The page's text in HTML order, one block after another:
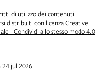
di utilizzo dei contenuti
distribuiti con licenzaCreative
- Condividi allo stesso modo 4.0
jul 2026